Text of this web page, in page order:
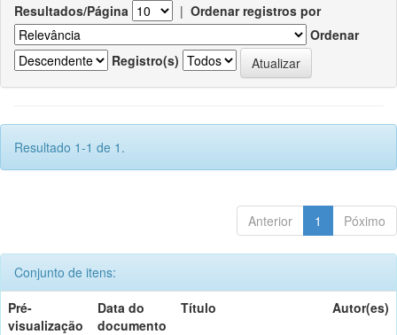
Resultados/Página | Ordenar registros por
Ordenar
Registro(s)
Resultado 1-1 de 1.
Anterior 1 Póximo
Conjunto de itens:
Pré-
visualização
Data do
documento
Título Autor(es)